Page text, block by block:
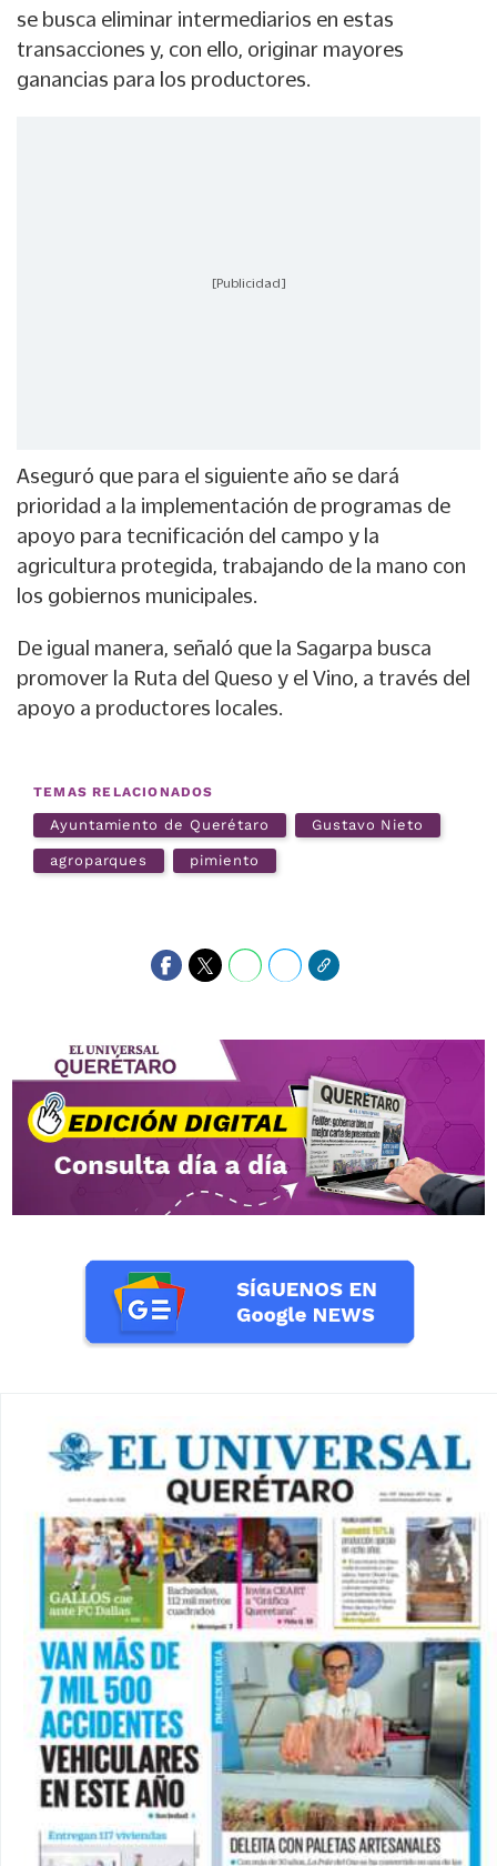
se busca eliminar intermediarios en estas
transacciones y, con ello, originar mayores
ganancias para los productores.
[Publicidad]
Aseguró que para el siguiente año se dará
prioridad a la implementación de programas de
apoyo para tecnificación del campo y la
agricultura protegida, trabajando de la mano con
los gobiernos municipales.
De igual manera, señaló que la Sagarpa busca
promover la Ruta del Queso y el Vino, a través del
apoyo a productores locales.
TEMAS RELACIONADOS
Ayuntamiento de Querétaro Gustavo Nieto
agroparques pimiento